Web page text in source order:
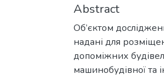
Abstract
Об’єктом
надані для
допоміжних
машинобудівної та